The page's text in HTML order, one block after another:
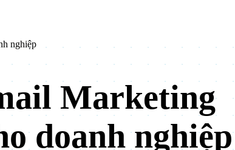
nghiệp
Marketing
doanh